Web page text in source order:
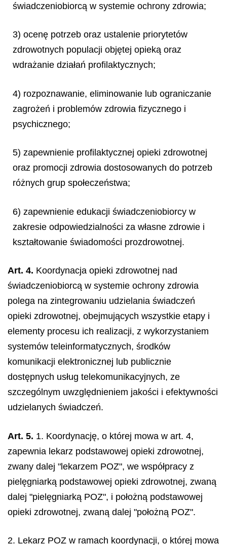
świadczeniobiorcą w systemie ochrony zdrowia;
3) ocenę potrzeb oraz ustalenie priorytetów
zdrowotnych populacji objętej opieką oraz
wdrażanie działań profilaktycznych;
4) rozpoznawanie, eliminowanie lub ograniczanie
zagrożeń i problemów zdrowia fizycznego i
psychicznego;
5) zapewnienie profilaktycznej opieki zdrowotnej
oraz promocji zdrowia dostosowanych do potrzeb
różnych grup społeczeństwa;
6) zapewnienie edukacji świadczeniobiorcy w
zakresie odpowiedzialności za własne zdrowie i
kształtowanie świadomości prozdrowotnej.
Art. 4. Koordynacja opieki zdrowotnej nad
świadczeniobiorcą w systemie ochrony zdrowia
polega na zintegrowaniu udzielania świadczeń
opieki zdrowotnej, obejmujących wszystkie etapy i
elementy procesu ich realizacji, z wykorzystaniem
systemów teleinformatycznych, środków
komunikacji elektronicznej lub publicznie
dostępnych usług telekomunikacyjnych, ze
szczególnym uwzględnieniem jakości i efektywności
udzielanych świadczeń.
Art. 5. 1. Koordynację, o której mowa w art. 4,
zapewnia lekarz podstawowej opieki zdrowotnej,
zwany dalej "lekarzem POZ", we współpracy z
pielęgniarką podstawowej opieki zdrowotnej, zwaną
dalej "pielęgniarką POZ", i położną podstawowej
opieki zdrowotnej, zwaną dalej "położną POZ".
2. Lekarz POZ w ramach koordynacji, o której mowa